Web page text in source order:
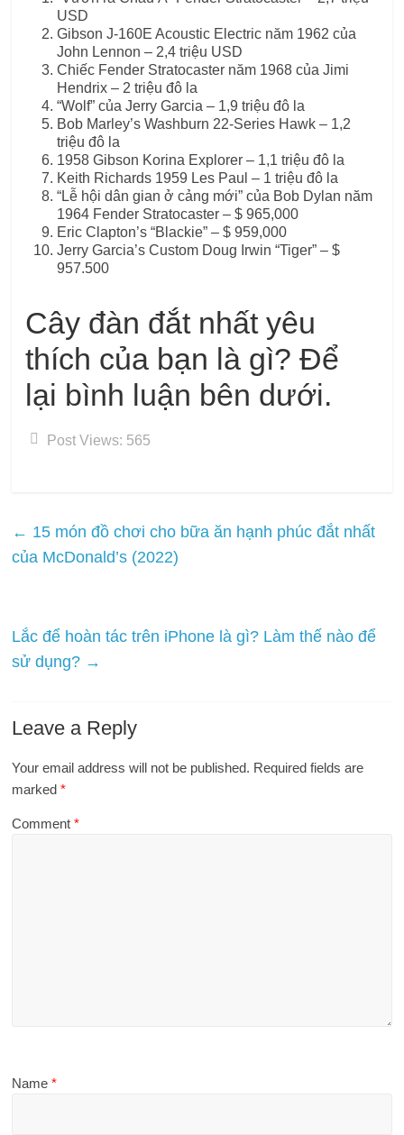
USD
Gibson J-160E Acoustic Electric năm 1962 của
John Lennon – 2,4 triệu USD
Chiếc Fender Stratocaster năm 1968 của Jimi
Hendrix – 2 triệu đô la
“Wolf” của Jerry Garcia – 1,9 triệu đô la
Bob Marley’s Washburn 22-Series Hawk – 1,2
triệu đô la
1958 Gibson Korina Explorer – 1,1 triệu đô la
Keith Richards 1959 Les Paul – 1 triệu đô la
“Lễ hội dân gian ở cảng mới” của Bob Dylan năm
1964 Fender Stratocaster – $ 965,000
Eric Clapton’s “Blackie” – $ 959,000
Jerry Garcia’s Custom Doug Irwin “Tiger” – $
957.500
Cây đàn đắt nhất yêu
thích của bạn là gì? Để
lại bình luận bên dưới.
Post Views: 565
← 15 món đồ chơi cho bữa ăn hạnh phúc đắt nhất
của McDonald’s (2022)
Lắc để hoàn tác trên iPhone là gì? Làm thế nào để
sử dụng? →
Leave a Reply
Your email address will not be published. Required fields are
marked*
Comment*
Name*